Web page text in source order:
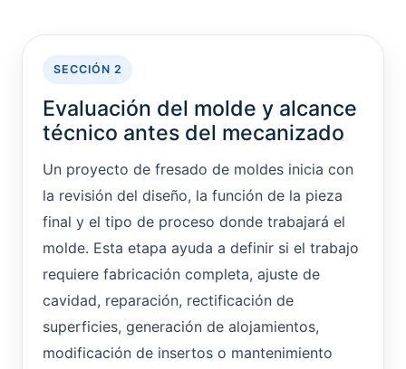
SECCIÓN 2
Evaluación del molde y alcance
técnico antes del mecanizado
Un proyecto de fresado de moldes inicia con
la revisión del diseño, la función de la pieza
final y el tipo de proceso donde trabajará el
molde. Esta etapa ayuda a definir si el trabajo
requiere fabricación completa, ajuste de
cavidad, reparación, rectificación de
superficies, generación de alojamientos,
modificación de insertos o mantenimiento